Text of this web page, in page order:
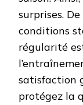
surprises.
conditions
régularité
satisfaction
protégez la